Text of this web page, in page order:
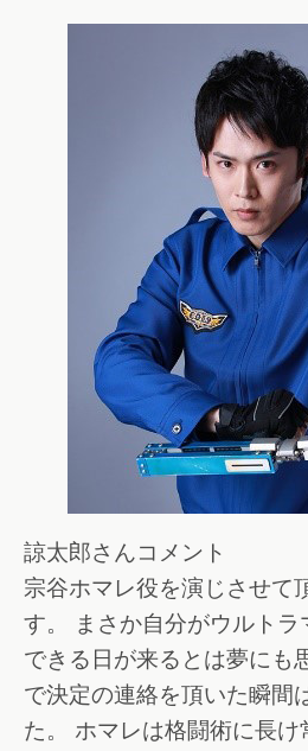
諒太郎さんコメント
宗谷ホマレ役を演じさせて
す。 まさか自分がウルト
できる日が来るとは夢にも
で決定の連絡を頂いた瞬間
た。 ホマレは格闘術に長